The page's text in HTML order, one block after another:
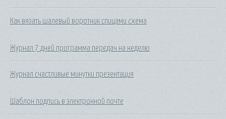
Как вязать шалевый воротник спицами схема
Журнал 7 дней программа передач на неделю
Журнал счастливые минутки презентация
Шаблон подпись в электронной почте